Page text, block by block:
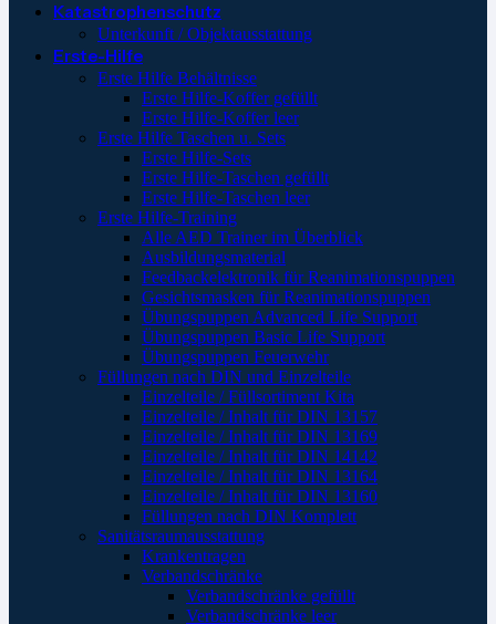
Katastrophenschutz
Unterkunft / Objektausstattung
Erste-Hilfe
Erste Hilfe Behältnisse
Erste Hilfe-Koffer gefüllt
Erste Hilfe-Koffer leer
Erste Hilfe Taschen u. Sets
Erste Hilfe-Sets
Erste Hilfe-Taschen gefüllt
Erste Hilfe-Taschen leer
Erste Hilfe-Training
Alle AED Trainer im Überblick
Ausbildungsmaterial
Feedbackelektronik für Reanimationspuppen
Gesichtsmasken für Reanimationspuppen
Übungspuppen Advanced Life Support
Übungspuppen Basic Life Support
Übungspuppen Feuerwehr
Füllungen nach DIN und Einzelteile
Einzelteile / Füllsortiment Kita
Einzelteile / Inhalt für DIN 13157
Einzelteile / Inhalt für DIN 13169
Einzelteile / Inhalt für DIN 14142
Einzelteile / Inhalt für DIN 13164
Einzelteile / Inhalt für DIN 13160
Füllungen nach DIN Komplett
Sanitätsraumausstattung
Krankentragen
Verbandschränke
Verbandschränke gefüllt
Verbandschränke leer